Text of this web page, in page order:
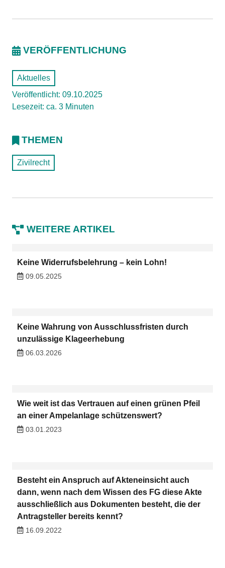
VERÖFFENTLICHUNG
Aktuelles
Veröffentlicht: 09.10.2025
Lesezeit: ca. 3 Minuten
THEMEN
Zivilrecht
WEITERE ARTIKEL
Keine Widerrufsbelehrung – kein Lohn!
09.05.2025
Keine Wahrung von Ausschlussfristen durch
unzulässige Klageerhebung
06.03.2026
Wie weit ist das Vertrauen auf einen grünen Pfeil
an einer Ampelanlage schützenswert?
03.01.2023
Besteht ein Anspruch auf Akteneinsicht auch
dann, wenn nach dem Wissen des FG diese Akte
ausschließlich aus Dokumenten besteht, die der
Antragsteller bereits kennt?
16.09.2022